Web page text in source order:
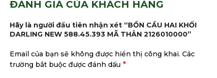
ĐÁNH GIÁ CỦA KHÁCH HÀNG
Hãy là người đầu tiên nhận xét “BỒN CẦU HAI KHỐI
DARLING NEW 588.45.393 MÃ THÂN 2126010000”
Email của bạn sẽ không được hiển thị công khai. Các
trường bắt buộc được đánh dấu *